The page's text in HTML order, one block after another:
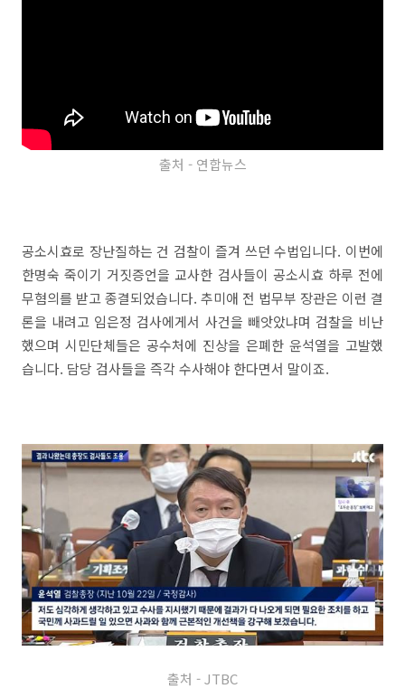
출처 - 연합뉴스
공소시효로 장난질하는 건 검찰이 즐겨 쓰던 수법입니다. 이번에
한명숙 죽이기 거짓증언을 교사한 검사들이 공소시효 하루 전에
무혐의를 받고 종결되었습니다. 추미애 전 법무부 장관은 이런 결
론을 내려고 임은정 검사에게서 사건을 빼앗았냐며 검찰을 비난
했으며 시민단체들은 공수처에 진상을 은폐한 윤석열을 고발했
습니다. 담당 검사들을 즉각 수사해야 한다면서 말이죠.
출처 - JTBC